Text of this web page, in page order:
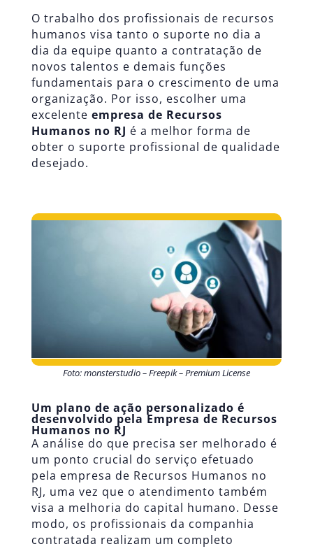
O trabalho dos profissionais de recursos
humanos visa tanto o suporte no dia a
dia da equipe quanto a contratação de
novos talentos e demais funções
fundamentais para o crescimento de uma
organização. Por isso, escolher uma
excelente empresa de Recursos
Humanos no RJ é a melhor forma de
obter o suporte profissional de qualidade
desejado.
Foto: monsterstudio – Freepik – Premium License
Um plano de ação personalizado é
desenvolvido pela Empresa de Recursos
Humanos no RJ
A análise do que precisa ser melhorado é
um ponto crucial do serviço efetuado
pela empresa de Recursos Humanos no
RJ, uma vez que o atendimento também
visa a melhoria do capital humano. Desse
modo, os profissionais da companhia
contratada realizam um completo